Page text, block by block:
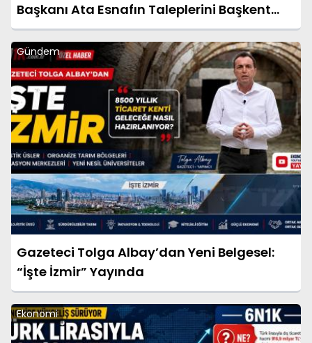
Başkanı Ata Esnafın Taleplerini Başkent
Gündemine Taşıdı
Gündem
Gazeteci Tolga Albay’dan Yeni Belgesel:
“İşte İzmir” Yayında
Ekonomi